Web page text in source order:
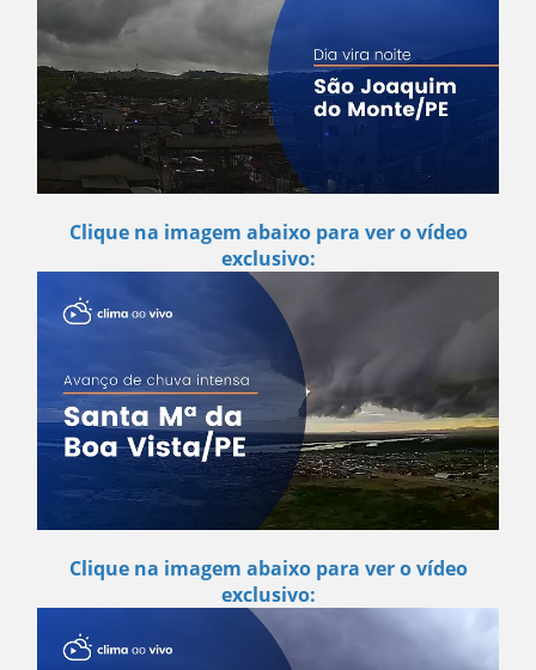
Clique na imagem abaixo para ver o vídeo
exclusivo:
Clique na imagem abaixo para ver o vídeo
exclusivo: